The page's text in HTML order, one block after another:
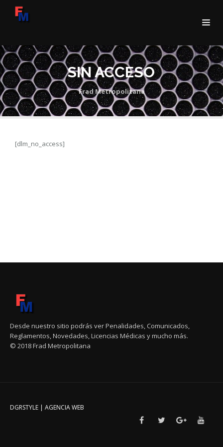
SIN ACCESO
Frad Metropolitana
[dlm_no_access]
Desde nuestro sitio podrás ver Penalidades, Comunicados,
Reglamentos, Novedades, Licencias Médicas y mucho más.
© 2018 Frad Metropolitana
DGRSTYLE | AGENCIA WEB